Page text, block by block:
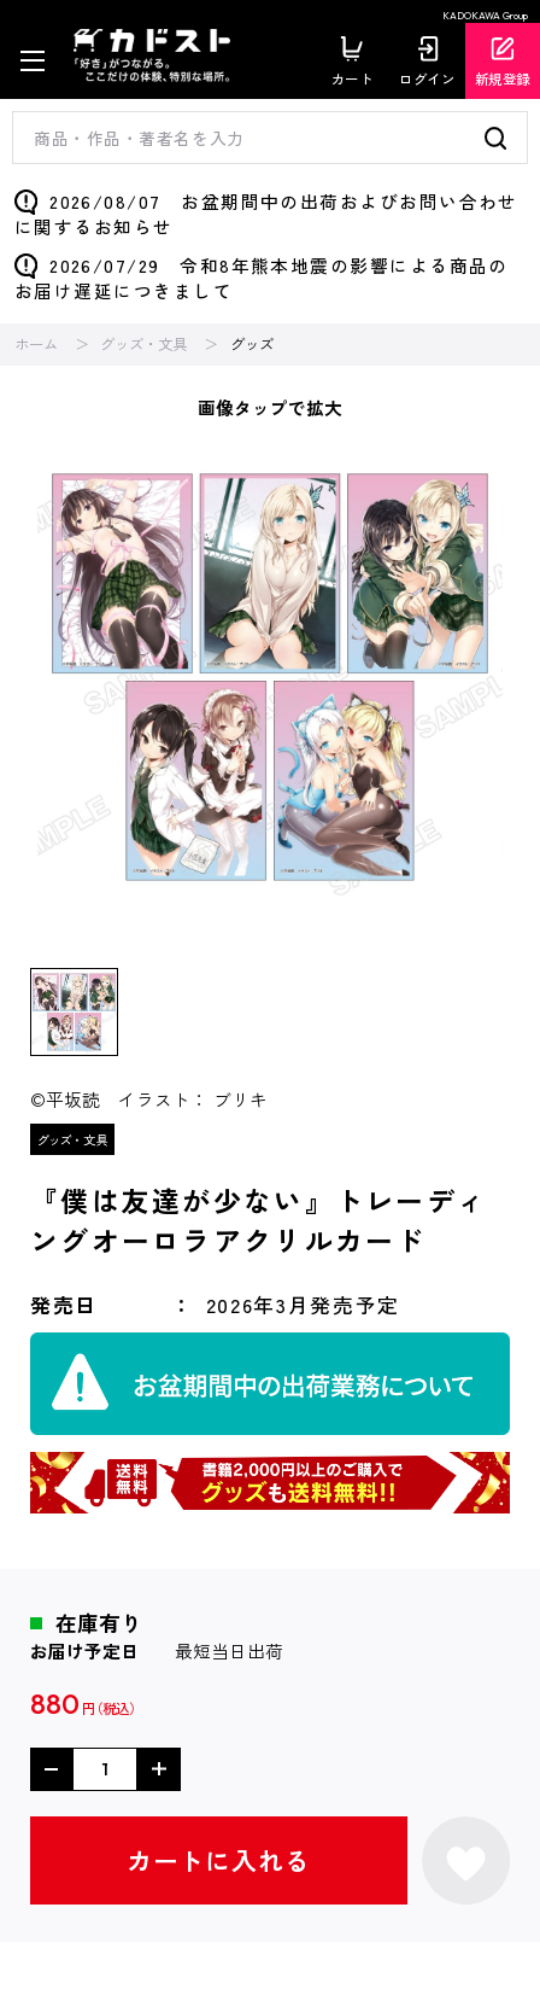
KADOKAWA Group
カート ログイン 新規登録
2026/08/07 お盆期間中の出荷およびお問い合わせ
に関するお知らせ
2026/07/29 令和8年熊本地震の影響による商品の
お届け遅延につきまして
ホーム グッズ・文具 グッズ
画像タップで拡大
©平坂読 イラスト： ブリキ
『僕は友達が少ない』トレーディ
ングオーロラアクリルカード
発売日 2026年3月発売予定
在庫有り
お届け予定日 最短当日出荷
880 円